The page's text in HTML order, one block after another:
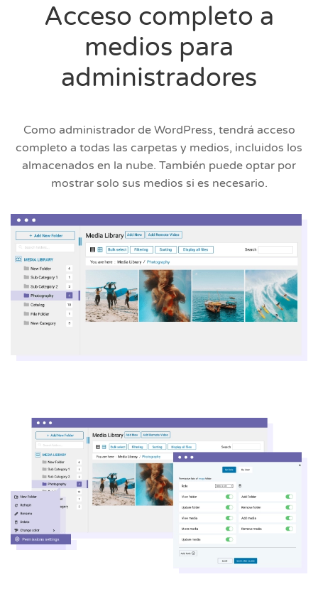
Acceso completo a
medios para
administradores
Como administrador de WordPress, tendrá acceso
completo a todas las carpetas y medios, incluidos los
almacenados en la nube. También puede optar por
mostrar solo sus medios si es necesario.